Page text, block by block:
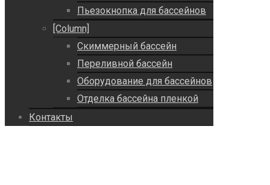
Пьезокнопка для бассейнов
[Column]
Скиммерный бассейн
Переливной бассейн
Оборудование для бассейнов
Отделка бассейна пленкой
Контакты